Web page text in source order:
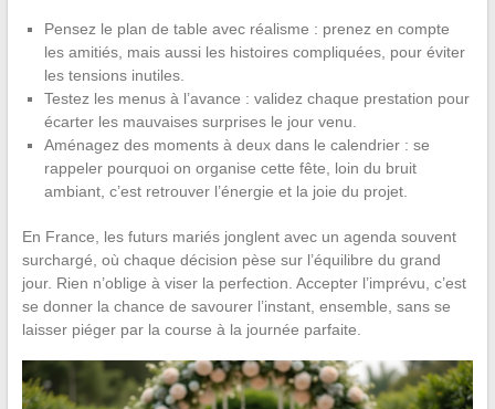
Pensez le plan de table avec réalisme : prenez en compte
les amitiés, mais aussi les histoires compliquées, pour éviter
les tensions inutiles.
Testez les menus à l’avance : validez chaque prestation pour
écarter les mauvaises surprises le jour venu.
Aménagez des moments à deux dans le calendrier : se
rappeler pourquoi on organise cette fête, loin du bruit
ambiant, c’est retrouver l’énergie et la joie du projet.
En France, les futurs mariés jonglent avec un agenda souvent
surchargé, où chaque décision pèse sur l’équilibre du grand
jour. Rien n’oblige à viser la perfection. Accepter l’imprévu, c’est
se donner la chance de savourer l’instant, ensemble, sans se
laisser piéger par la course à la journée parfaite.